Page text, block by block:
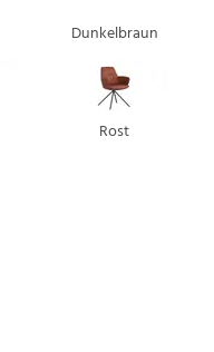
Dunkelbraun
Rost